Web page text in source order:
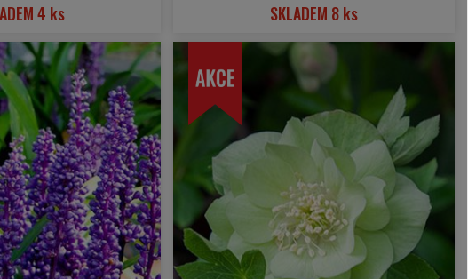
4 ks SKLADEM 8 ks